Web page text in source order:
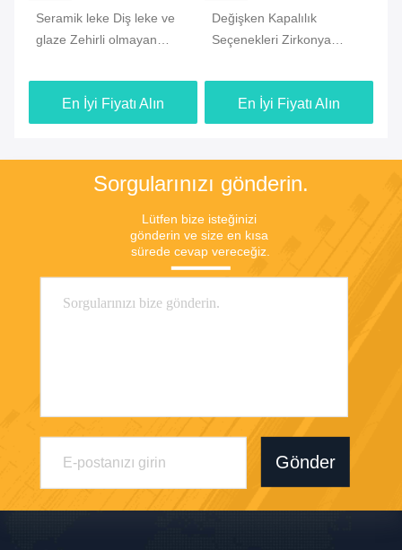
Seramik leke Diş leke ve
glaze Zehirli olmayan
Seçenekleri Dental
protezlerin doğru
renklendirilmesi için
En İyi Fiyatı Alın
Değişken Kapalılık
Seçenekleri Zirkonya
çeşitli diş seramikleri ile
uyumlu, bitirme ve
aşınmaya dayanıklılık
En İyi Fiyatı Alın
Sorgularınızı gönderin.
Lütfen bize isteğinizi
gönderin ve size en kısa
sürede cevap vereceğiz.
Gönder